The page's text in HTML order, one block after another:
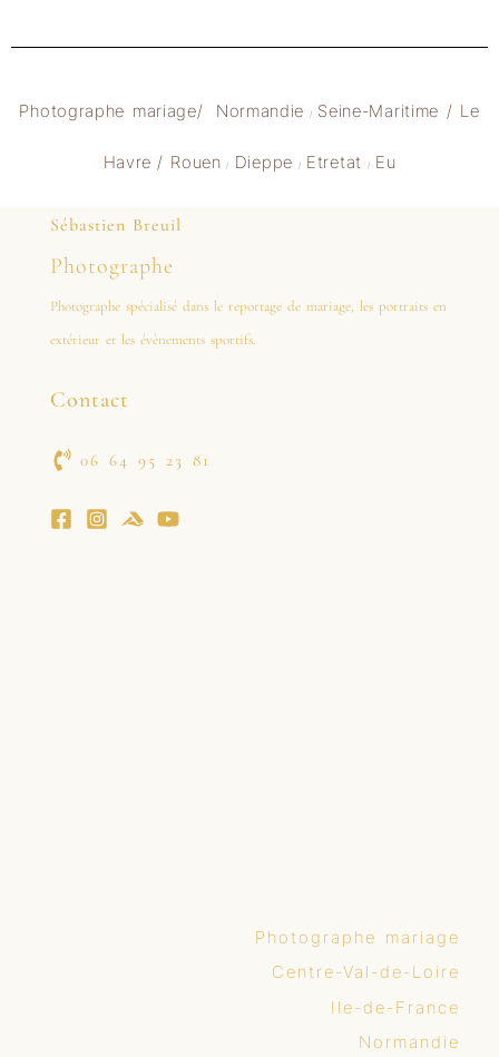
Photographe mariage/ Normandie / Seine-Maritime / Le
Havre / Rouen / Dieppe / Etretat / Eu
Sébastien Breuil
Photographe
Photographe spécialisé dans le reportage de mariage, les portraits en
extérieur et les évènements sportifs.
Contact
06 64 95 23 81
Photographe mariage
Centre-Val-de-Loire
Ile-de-France
Normandie